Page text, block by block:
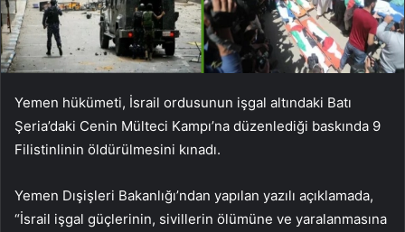
Yemen hükümeti, İsrail ordusunun işgal altındaki Batı
Şeria’daki Cenin Mülteci Kampı’na düzenlediği baskında 9
Filistinlinin öldürülmesini kınadı.
Yemen Dışişleri Bakanlığı’ndan yapılan yazılı açıklamada,
“İsrail işgal güçlerinin, sivillerin ölümüne ve yaralanmasına